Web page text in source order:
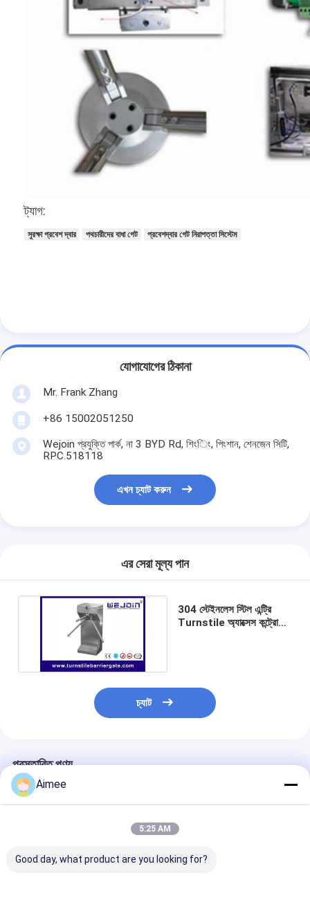
পার্কিং স্পেস লক
ট্যাগ:
সুরক্ষা প্রবেশ দ্বার পথচারীদের বাধা গেট প্রবেশদ্বার গেট নিরাপত্তা সিস্টেম
যোগাযোগের ঠিকানা
Mr. Frank Zhang
+86 15002051250
Wejoin প্রযুক্তি পার্ক, না 3 BYD Rd, শিংিং, পিংশান, শেনজেন সিটি,
RPC.518118
এখন চ্যাট করুন
এর সেরা মূল্য পান
304 স্টেইনলেস স্টিল এন্ট্রি
Turnstile অ্যাক্সেস কন্ট্রোল
চ্যাট
প্রস্তাবিত পণ্য
Aimee
5:25 AM
Good day, what product are you looking for?